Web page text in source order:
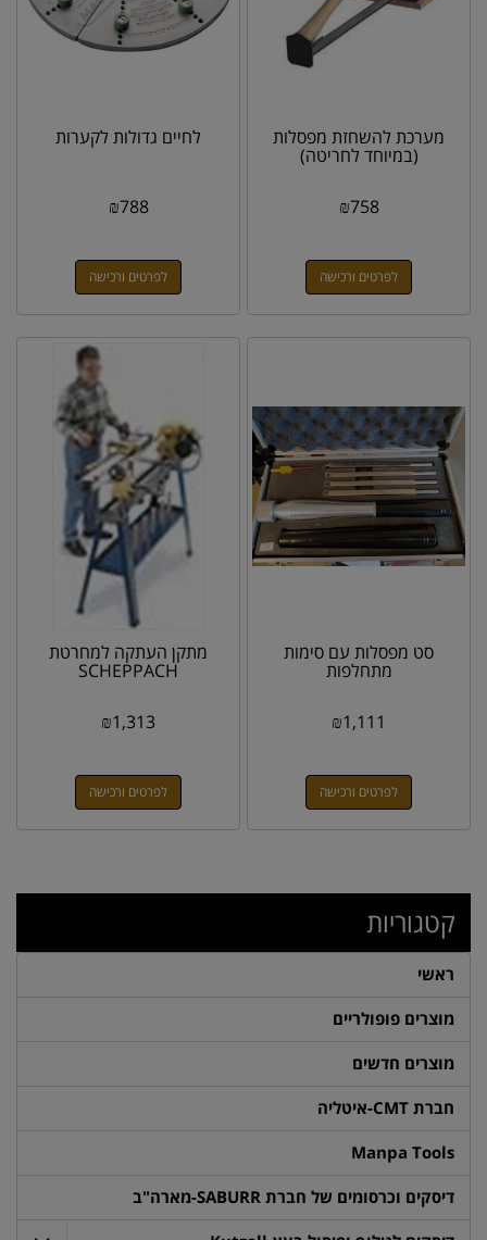
מערכת להשחזת מפסלות
(במיוחד לחריטה)
₪758
לפרטים ורכישה
לחיים גדולות לקערות
₪788
לפרטים ורכישה
סט מפסלות עם סימות
מתחלפות
₪1,111
לפרטים ורכישה
מתקן העתקה למחרטת
SCHEPPACH
₪1,313
לפרטים ורכישה
קטגוריות
ראשי
מוצרים פופולריים
מוצרים חדשים
חברת CMT-איטליה
Manpa Tools
דיסקים וכרסומים של חברת SABURR-מארה"ב